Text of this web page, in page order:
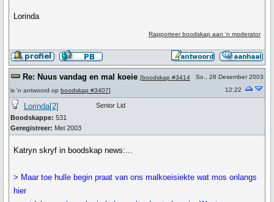
Lorinda
Rapporteer boodskap aan 'n moderator
Re: Nuus vandag en mal koeie [boodskap #3414
is 'n antwoord op boodskap #3407]
So., 28 Desember 2003
12:22
Lorinda[2]
Boodskappe: 531
Geregistreer: Mei 2003
Senior Lid
Katryn skryf in boodskap news:...
> Maar toe hulle begin praat van ons malkoeisiekte wat mos onlangs
hier